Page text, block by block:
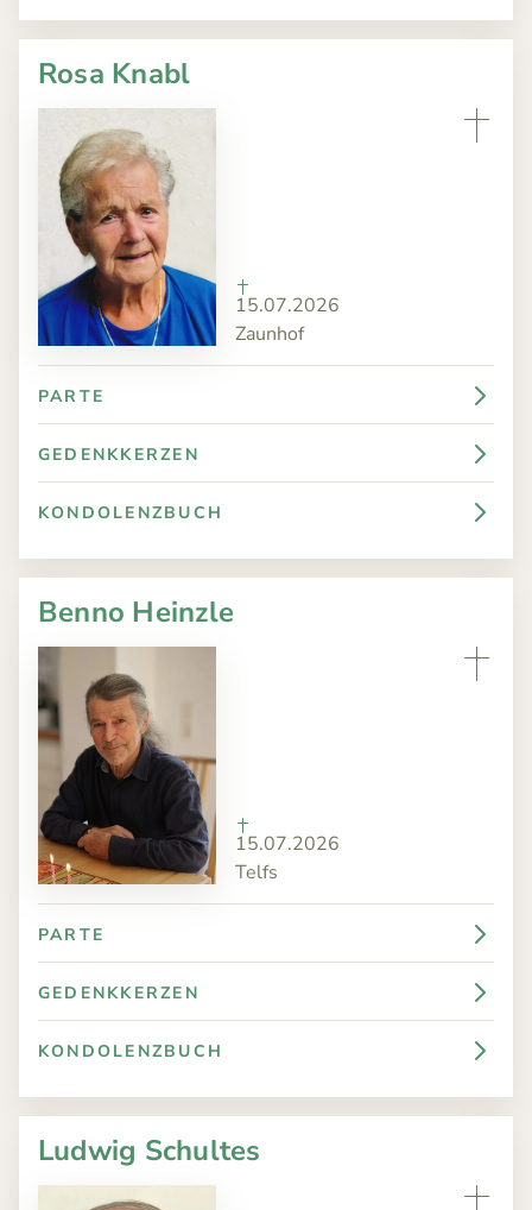
Rosa Knabl
15.07.2026
Zaunhof
PARTE
GEDENKKERZEN
KONDOLENZBUCH
Benno Heinzle
15.07.2026
Telfs
PARTE
GEDENKKERZEN
KONDOLENZBUCH
Ludwig Schultes